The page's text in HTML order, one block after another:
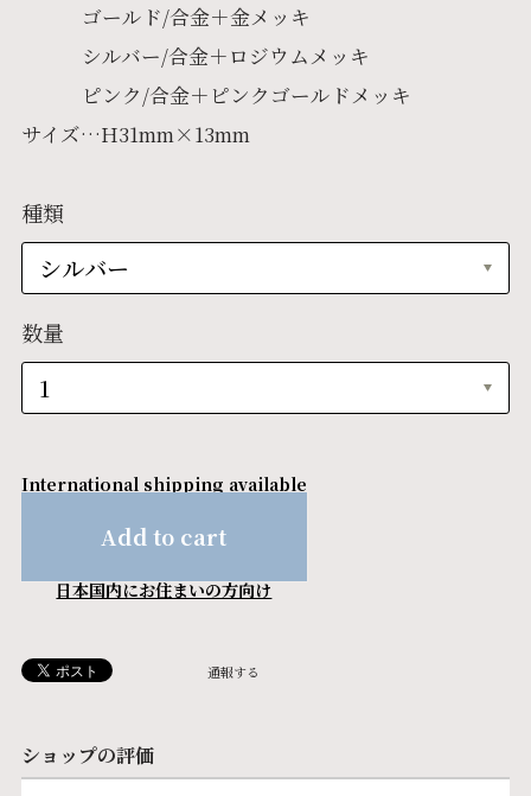
ゴールド/合金＋金メッキ
シルバー/合金＋ロジウムメッキ
ピンク/合金＋ピンクゴールドメッキ
サイズ…H31mm×13mm
種類
数量
International shipping available
Add to cart
日本国内にお住まいの方向け
通報する
ショップの評価